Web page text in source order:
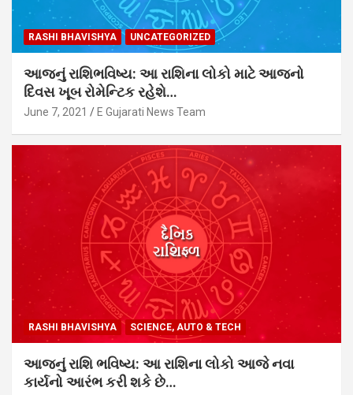
RASHI BHAVISHYA UNCATEGORIZED
આજનું રાશિભવિષ્ય: આ રાશિના લોકો માટે આજનો
દિવસ ખૂબ રોમેન્ટિક રહેશે…
June 7, 2021 E Gujarati News Team
RASHI BHAVISHYA SCIENCE, AUTO & TECH
આજનું રાશિ ભવિષ્ય: આ રાશિના લોકો આજે નવા
કાર્યનો આરંભ કરી શકે છે…